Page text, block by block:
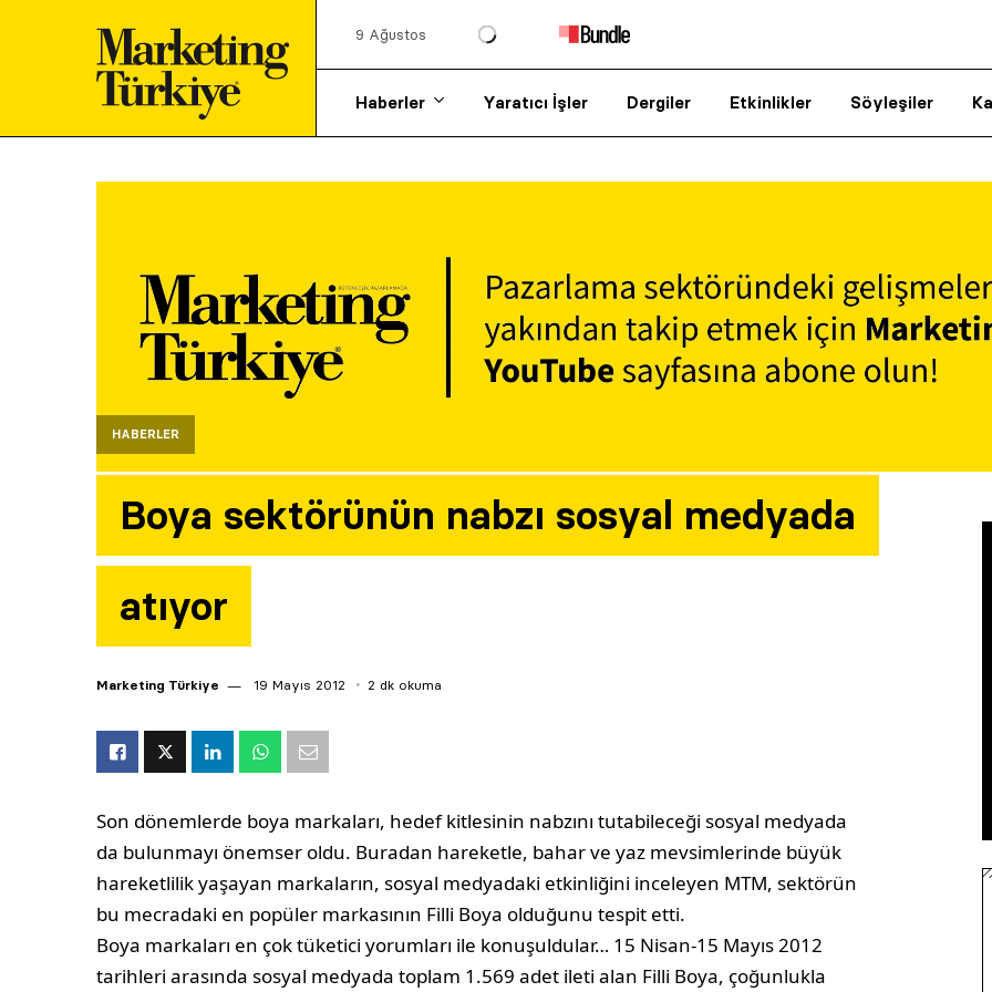
9 Ağustos
Haberler Yaratıcı İşler Dergiler Etkinlikler Söyleşiler
HABERLER
Boya sektörünün nabzı sosyal medyada
atıyor
Marketing Türkiye 19 Mayıs 2012 2 dk okuma
Son dönemlerde boya markaları, hedef kitlesinin nabzını tutabileceği sosyal medyada
da bulunmayı önemser oldu. Buradan hareketle, bahar ve yaz mevsimlerinde büyük
hareketlilik yaşayan markaların, sosyal medyadaki etkinliğini inceleyen MTM, sektörün
bu mecradaki en popüler markasının Filli Boya olduğunu tespit etti.
Boya markaları en çok tüketici yorumları ile konuşuldular… 15 Nisan-15 Mayıs 2012
tarihleri arasında sosyal medyada toplam 1.569 adet ileti alan Filli Boya, çoğunlukla